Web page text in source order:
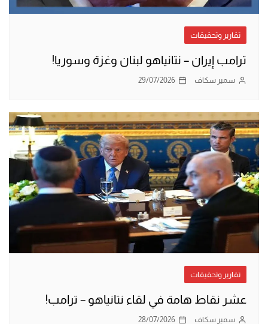
تقارير وتحقيقات
ترامب إيران – نتانياهو لبنان وغزة وسوريا!
سمير سكاف 29/07/2026
تقارير وتحقيقات
عشر نقاط هامة في لقاء نتانياهو – ترامب!
سمير سكاف 28/07/2026